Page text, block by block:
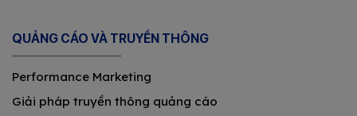
QUẢNG CÁO VÀ TRUYỀN THÔNG
Performance Marketing
Giải pháp truyền thông quảng cáo